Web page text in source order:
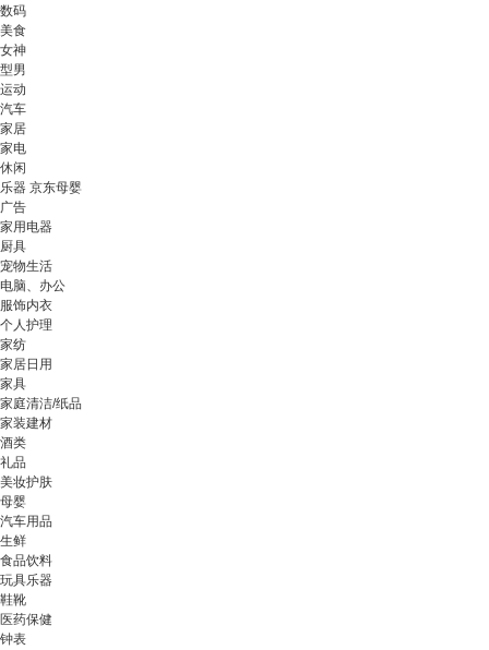
数码
美食
女神
型男
运动
汽车
家居
家电
休闲
乐器 京东母婴
广告
家用电器
厨具
宠物生活
电脑、办公
服饰内衣
个人护理
家纺
家居日用
家具
家庭清洁/纸品
家装建材
酒类
礼品
美妆护肤
母婴
汽车用品
生鲜
食品饮料
玩具乐器
鞋靴
医药保健
钟表